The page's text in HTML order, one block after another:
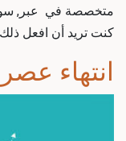
متخصصة في عبر, سوف
كنت تريد أن افعل
انتهاء